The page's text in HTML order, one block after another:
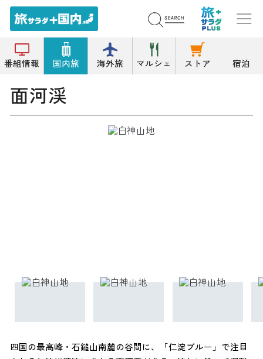
番組情報 国内旅 海外旅 マルシェ ストア 宿泊
トップ
面河渓
四国の最高峰・石鎚山南麓の谷間に、「仁淀ブルー」で注目